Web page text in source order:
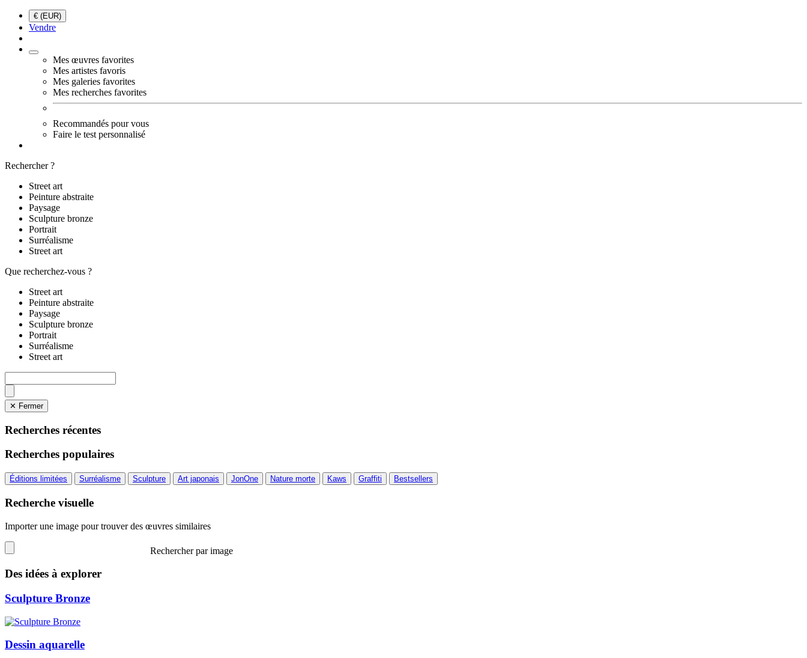
€ (EUR)
Vendre
Mes œuvres favorites
Mes artistes favoris
Mes galeries favorites
Mes recherches favorites
Recommandés pour vous
Faire le test personnalisé
Rechercher ?
Street art
Peinture abstraite
Paysage
Sculpture bronze
Portrait
Surréalisme
Street art
Que recherchez-vous ?
Street art
Peinture abstraite
Paysage
Sculpture bronze
Portrait
Surréalisme
Street art
✕ Fermer
Recherches récentes
Recherches populaires
Éditions limitées Surréalisme Sculpture Art japonais JonOne Nature morte Kaws Graffiti Bestsellers
Recherche visuelle
Importer une image pour trouver des œuvres similaires
Rechercher par image
Des idées à explorer
Sculpture Bronze
Dessin aquarelle